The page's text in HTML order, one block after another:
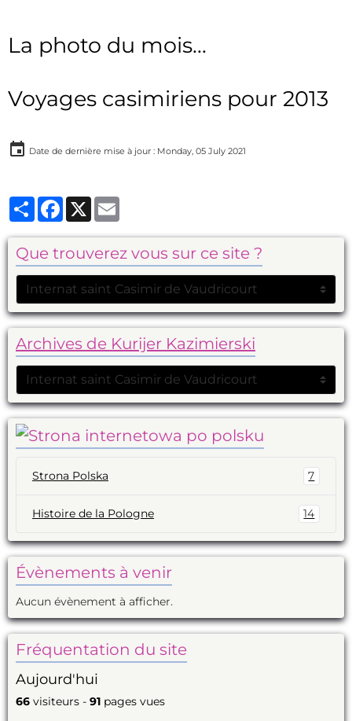
La photo du mois...
Voyages casimiriens pour 2013
Date de dernière mise à jour : Monday, 05 July 2021
PartagerFacebook
X
Que trouverez vous sur ce site ?
Archives de Kurijer Kazimierski
Strona Polska 7
Histoire de la Pologne 14
Évènements à venir
Aucun évènement à afficher.
Fréquentation du site
Aujourd'hui
66 visiteurs - 91 pages vues